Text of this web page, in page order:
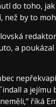
do toho,
než by to
a
a jejímu
říká